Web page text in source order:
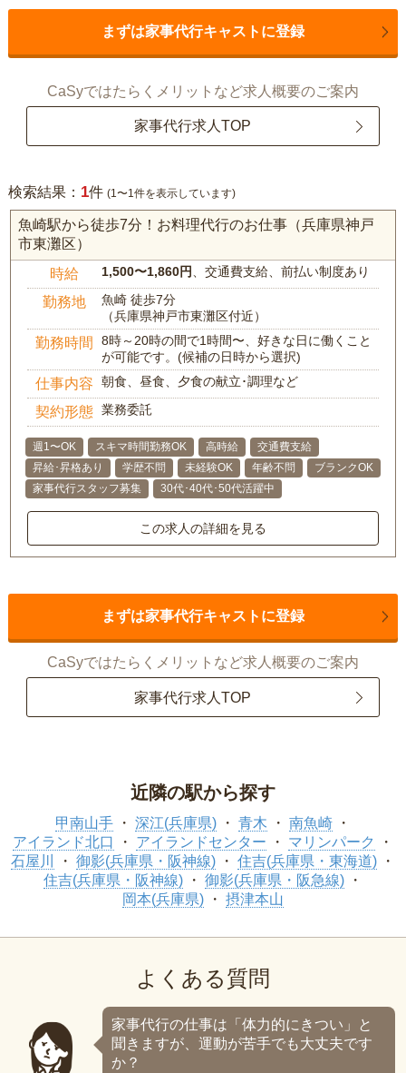
まずは家事代行キャストに登録
CaSyではたらくメリットなど求人概要のご案内
家事代行求人TOP
検索結果： 1件 (1〜1件を表示しています)
魚崎駅から徒歩7分！お料理代行のお仕事（兵庫県神戸
市東灘区）
時給 1,500〜1,860円 、交通費支給、前払い制度あり
勤務地
魚崎 徒歩7分
（兵庫県神戸市東灘区付近）
勤務時間
8時～20時の間で1時間〜、好きな日に働くこと
が可能です。(候補の日時から選択)
仕事内容 朝食、昼食、夕食の献立･調理など
契約形態 業務委託
週1〜OK スキマ時間勤務OK 高時給
交通費支給
昇給･昇格あり
学歴不問 未経験OK 年齢不問
ブランクOK
家事代行スタッフ募集
30代･40代･50代活躍中
この求人の詳細を見る
まずは家事代行キャストに登録
CaSyではたらくメリットなど求人概要のご案内
家事代行求人TOP
近隣の駅から探す
甲南山手 深江(兵庫県) 青木
南魚崎
アイランド北口
アイランドセンター
マリンパーク
石屋川
御影(兵庫県・阪神線)
住吉(兵庫県・東海道)
住吉(兵庫県・阪神線)
御影(兵庫県・阪急線)
岡本(兵庫県)
摂津本山
よくある質問
家事代行の仕事は「体力的にきつい」と
聞きますが、運動が苦手でも大丈夫です
か？